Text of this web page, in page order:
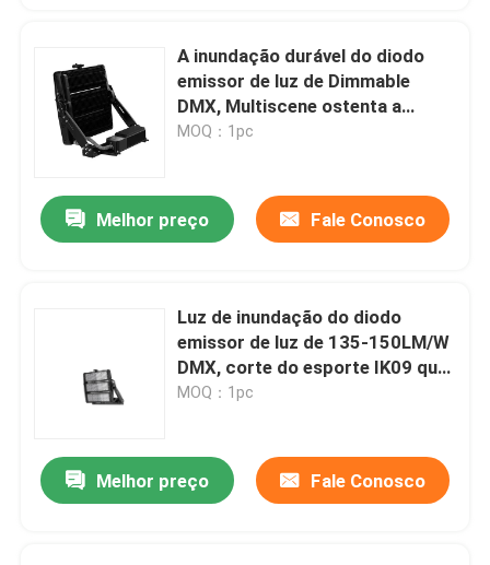
A inundação durável do diodo
emissor de luz de Dimmable
DMX, Multiscene ostenta a
iluminação da corte
MOQ：1pc
Melhor preço Fale Conosco
Luz de inundação do diodo
emissor de luz de 135-150LM/W
DMX, corte do esporte IK09 que
ilumina o diodo emissor de luz
MOQ：1pc
Melhor preço Fale Conosco